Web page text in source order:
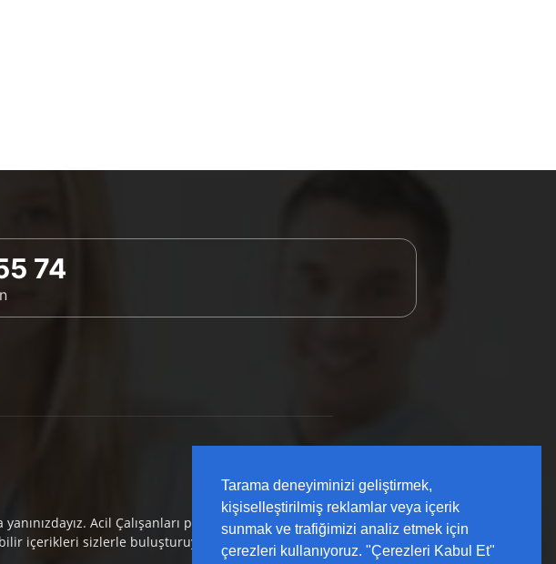
74
Acil Çalışanları platformu olarak; sahada karşılığı olan,
içerikleri sizlerle buluşturuyoruz.
Tarama deneyiminizi geliştirmek,
kişiselleştirilmiş reklamlar veya içerik
sunmak ve trafiğimizi analiz etmek için
çerezleri kullanıyoruz. "Çerezleri Kabul Et"